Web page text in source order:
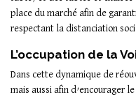
place du marché afin de
respectant la distanciation
L’occupation de la
Dans cette dynamique de
mais aussi afin d’encourager